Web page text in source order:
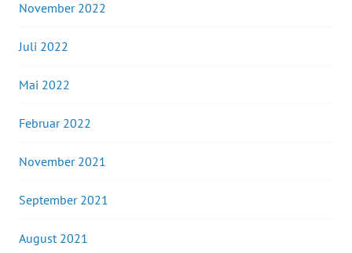
November 2022
Juli 2022
Mai 2022
Februar 2022
November 2021
September 2021
August 2021